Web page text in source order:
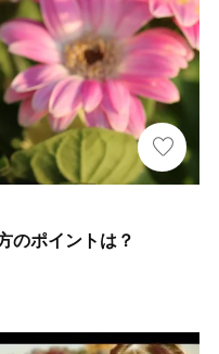
のポイントは？